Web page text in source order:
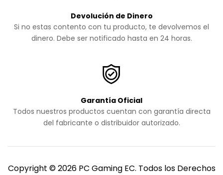
Devolución de Dinero
Si no estas contento con tu producto, te devolvemos el
dinero. Debe ser notificado hasta en 24 horas.
Garantía Oficial
Todos nuestros productos cuentan con garantía directa
del fabricante o distribuidor autorizado.
Copyright © 2026 PC Gaming EC. Todos los Derechos